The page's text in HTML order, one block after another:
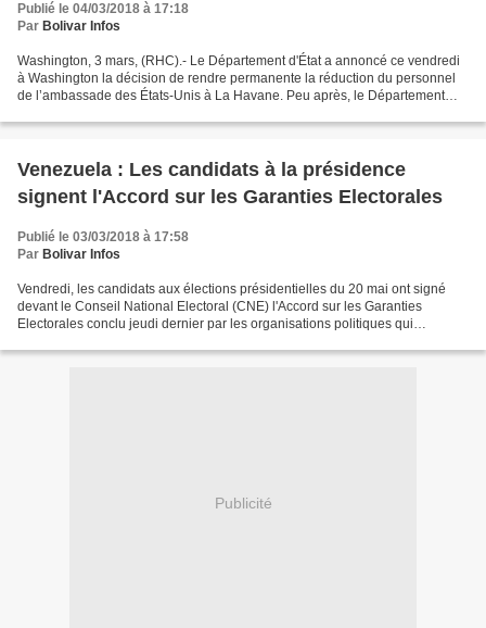
Publié le 04/03/2018 à 17:18
Par Bolivar Infos
Washington, 3 mars, (RHC).- Le Département d'État a annoncé ce vendredi
à Washington la décision de rendre permanente la réduction du personnel
de l’ambassade des États-Unis à La Havane. Peu après, le Département
Venezuela : Les candidats à la présidence
signent l'Accord sur les Garanties Electorales
Publié le 03/03/2018 à 17:58
Par Bolivar Infos
Vendredi, les candidats aux élections présidentielles du 20 mai ont signé
devant le Conseil National Electoral (CNE) l'Accord sur les Garanties
Electorales conclu jeudi dernier par les organisations politiques qui
Publicité